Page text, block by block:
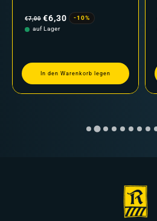
Preis
€7,00 €6,30
-10%
auf Lager
In den Warenkorb legen